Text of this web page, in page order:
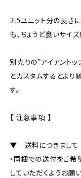
2.5ユニット分の長さ
も、ちょうど良いサイ
別売りの”アイアント
とカスタムするとよ
す。
【 注意事項 】
▼ 送料につきまして
・同梱での送付をご希
していただくようお願